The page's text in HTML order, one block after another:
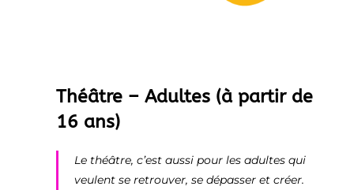
Théâtre – Adultes (à partir de
16 ans)
Le théâtre, c’est aussi pour les adultes qui
veulent se retrouver, se dépasser et créer.